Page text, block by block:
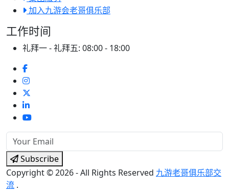
加入九游会老哥俱乐部
工作时间
礼拜一 - 礼拜五: 08:00 - 18:00
Subscribe
Copyright © 2026 - All Rights Reserved 九游老哥俱乐部交
流 .